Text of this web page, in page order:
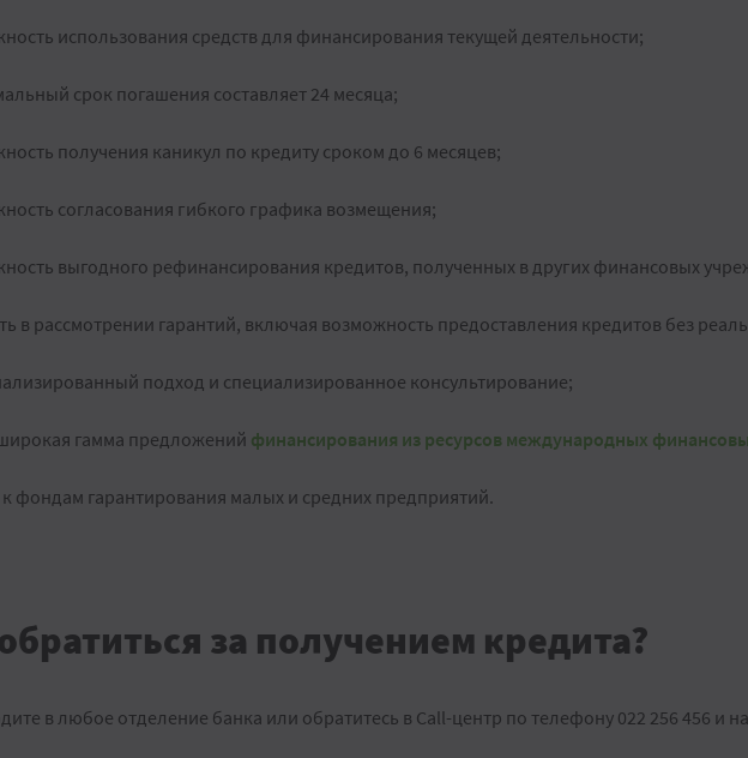
использования средств для финансирования текущей деятельности;
срок погашения составляет 24 месяца;
получения каникул по кредиту сроком до 6 месяцев;
согласования гибкого графика возмещения;
выгодного рефинансирования кредитов, полученных в других финансовых
в рассмотрении гарантий, включая возможность предоставления кредитов без
подход и специализированное консультирование;
гамма предложений финансирования из ресурсов международных
к фондам гарантирования малых и средних предприятий.
за получением кредита?
в любое отделение банка или обратитесь в Call-центр по телефону 022 256 456 и